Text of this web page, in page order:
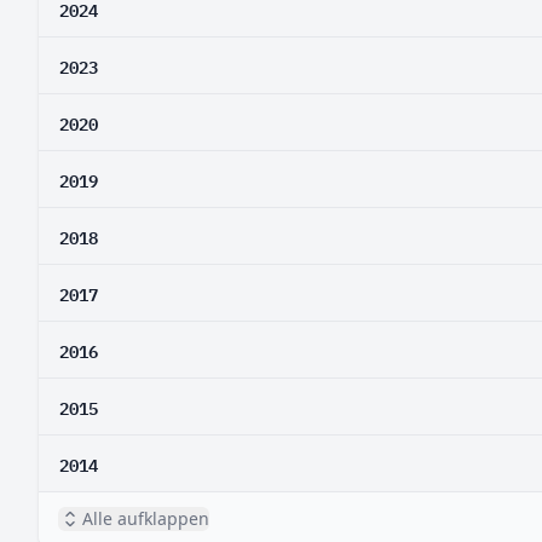
2024
2023
2020
2019
2018
2017
2016
2015
2014
Alle aufklappen